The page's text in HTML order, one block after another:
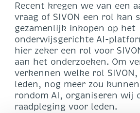
Recent kregen we van een
vraag of SIVON een rol kan
gezamenlijk inkopen op het
onderwijsgerichte AI-
hier zeker een rol voor
aan het onderzoeken. Om
verkennen welke rol
leden, nog meer zou
rondom AI, organiseren wij
raadpleging voor leden.